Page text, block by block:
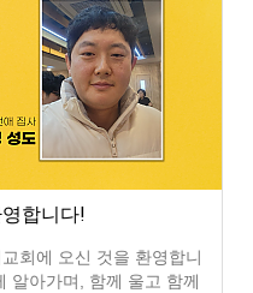
합니다!
회에 오신 것을 환영합니
알아가며, 함께 울고 함께